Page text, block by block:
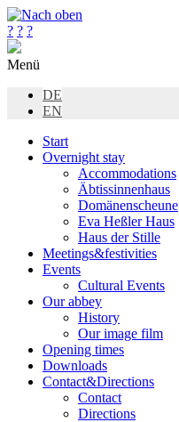
? ? ?
Menü
DE
EN
Start
Overnight stay
Accommodations
Äbtissinnenhaus
Domänenscheune
Eva Heßler Haus
Haus der Stille
Meetings&festivities
Events
Cultural Events
Our abbey
History
Our image film
Opening times
Downloads
Contact&Directions
Contact
Directions